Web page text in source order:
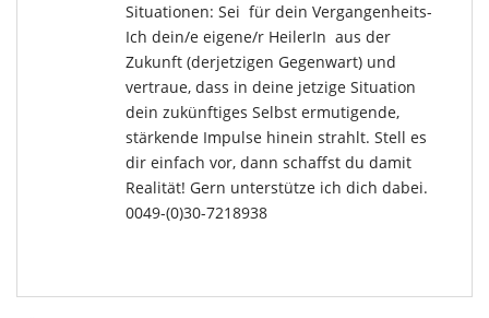
Situationen: Sei für dein Vergangenheits-
Ich dein/e eigene/r HeilerIn aus der
Zukunft (derjetzigen Gegenwart) und
vertraue, dass in deine jetzige Situation
dein zukünftiges Selbst ermutigende,
stärkende Impulse hinein strahlt. Stell es
dir einfach vor, dann schaffst du damit
Realität! Gern unterstütze ich dich dabei.
0049-(0)30-7218938